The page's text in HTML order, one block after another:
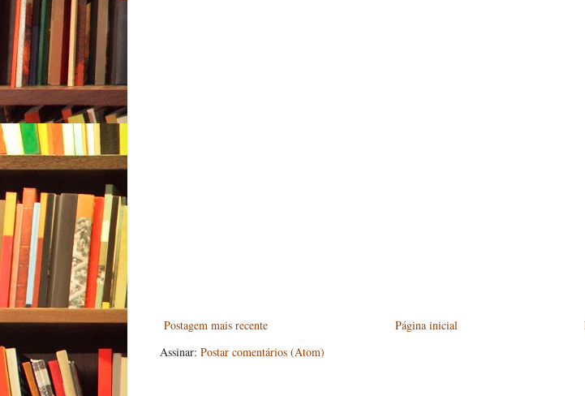
Postagem mais recente
Página inicial
Assinar: Postar comentários (Atom)